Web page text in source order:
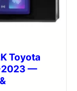
Toyota
2023 —